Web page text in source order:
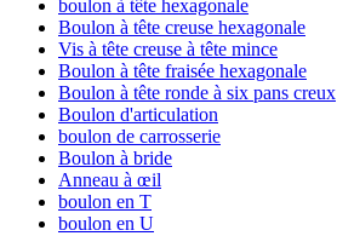
boulon à tête hexagonale
Boulon à tête creuse hexagonale
Vis à tête creuse à tête mince
Boulon à tête fraisée hexagonale
Boulon à tête ronde à six pans creux
Boulon d'articulation
boulon de carrosserie
Boulon à bride
Anneau à œil
boulon en T
boulon en U